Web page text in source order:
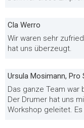
Cla Werro
Wir waren sehr
hat uns überzeugt.
Ursula Mosimann, Pro
Das ganze Team
Der Drumer hat uns
Workshop geleitet.